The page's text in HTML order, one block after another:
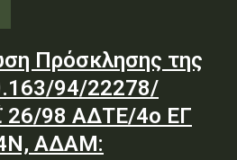
Πρόσκλησης της
94/22278/
26/98 ΑΔΤΕ/4ο ΕΓ
ΑΔΑΜ: